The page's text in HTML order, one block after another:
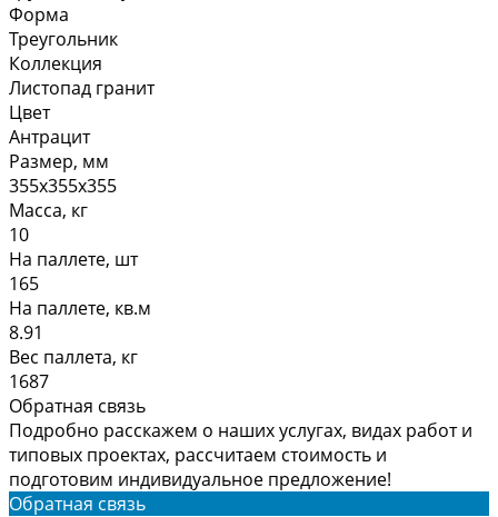
Форма
Треугольник
Коллекция
Листопад гранит
Цвет
Антрацит
Размер, мм
355х355х355
Масса, кг
10
На паллете, шт
165
На паллете, кв.м
8.91
Вес паллета, кг
1687
Обратная связь
Подробно расскажем о наших услугах, видах работ и
типовых проектах, рассчитаем стоимость и
подготовим индивидуальное предложение!
Обратная связь